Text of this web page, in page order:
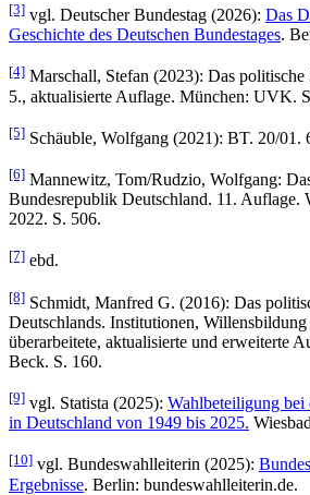
[3] vgl. Deutscher Bundestag (2026): Das
Geschichte des Deutschen Bundestages.
[4] Marschall, Stefan (2023): Das politische
5., aktualisierte Auflage. München: UVK.
[5] Schäuble, Wolfgang (2021): BT. 20/01.
[6] Mannewitz, Tom/Rudzio, Wolfgang:
Bundesrepublik Deutschland. 11. Auflage.
2022. S. 506.
[7] ebd.
[8] Schmidt, Manfred G. (2016): Das
Deutschlands. Institutionen,
überarbeitete, aktualisierte und erweiterte
Beck. S. 160.
[9] vgl. Statista (2025): Wahlbeteiligung bei
in Deutschland von 1949 bis 2025.
[10] vgl. Bundeswahlleiterin (2025):
Ergebnisse. Berlin: bundeswahlleiterin.de.